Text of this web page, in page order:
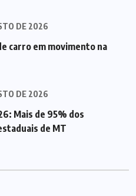
DE 2026
carro em movimento na
DE 2026
Mais de 95% dos
de MT